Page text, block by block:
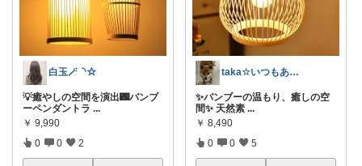
白玉🪄︎︎◝✩
💡癒やしの空間を演出🌃バンブ
ーペンダントラ ...
￥ 9,990
0 0 2
taka☆いつもありがとうございます。
✨バンブーの温もり、癒しの空
間✨ 天然素 ...
￥ 8,490
0 0 5